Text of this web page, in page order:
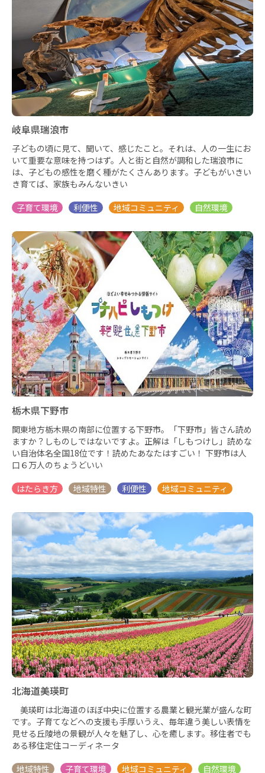
岐阜県瑞浪市
子どもの頃に見て、聞いて、感じたこと。それは、人の一生にお
いて重要な意味を持つはず。人と街と自然が調和した瑞浪市に
は、子どもの感性を磨く種がたくさんあります。子どもがいきい
き育てば、家族もみんないきい
栃木県下野市
関東地方栃木県の南部に位置する下野市。「下野市」皆さん読め
ますか？しものしではないですよ。正解は「しもつけし」読めな
い自治体名全国18位です！読めたあなたはすごい！ 下野市は人
口６万人のちょうどいい
北海道美瑛町
美瑛町は北海道のほぼ中央に位置する農業と観光業が盛んな町
です。子育てなどへの支援も手厚いうえ、毎年違う美しい表情を
見せる丘陵地の景観が人々を魅了し、心を癒します。移住者でも
ある移住定住コーディネータ